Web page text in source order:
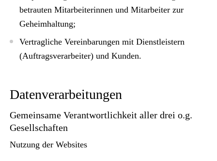
betrauten Mitarbeiterinnen und Mitarbeiter zur
Geheimhaltung;
Vertragliche Vereinbarungen mit Dienstleistern
(Auftragsverarbeiter) und Kunden.
Datenverarbeitungen
Gemeinsame Verantwortlichkeit aller drei o.g.
Gesellschaften
Nutzung der Websites